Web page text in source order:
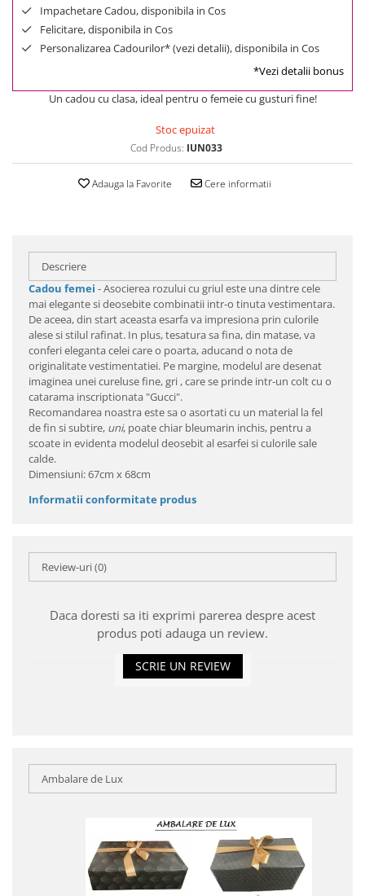
Impachetare Cadou, disponibila in Cos
Felicitare, disponibila in Cos
Personalizarea Cadourilor* (vezi detalii), disponibila in Cos
*Vezi detalii bonus
Un cadou cu clasa, ideal pentru o femeie cu gusturi fine!
Stoc epuizat
Cod Produs: IUN033
Adauga la Favorite Cere informatii
Descriere
Cadou femei - Asocierea rozului cu griul este una dintre cele
mai elegante si deosebite combinatii intr-o tinuta vestimentara.
De aceea, din start aceasta esarfa va impresiona prin culorile
alese si stilul rafinat. In plus, tesatura sa fina, din matase, va
conferi eleganta celei care o poarta, aducand o nota de
originalitate vestimentatiei. Pe margine, modelul are desenat
imaginea unei cureluse fine, gri , care se prinde intr-un colt cu o
catarama inscriptionata "Gucci".
Recomandarea noastra este sa o asortati cu un material la fel
de fin si subtire, uni, poate chiar bleumarin inchis, pentru a
scoate in evidenta modelul deosebit al esarfei si culorile sale
calde.
Dimensiuni: 67cm x 68cm
Informatii conformitate produs
Review-uri(0)
Daca doresti sa iti exprimi parerea despre acest
produs poti adauga un review.
SCRIE UN REVIEW
Ambalare de Lux